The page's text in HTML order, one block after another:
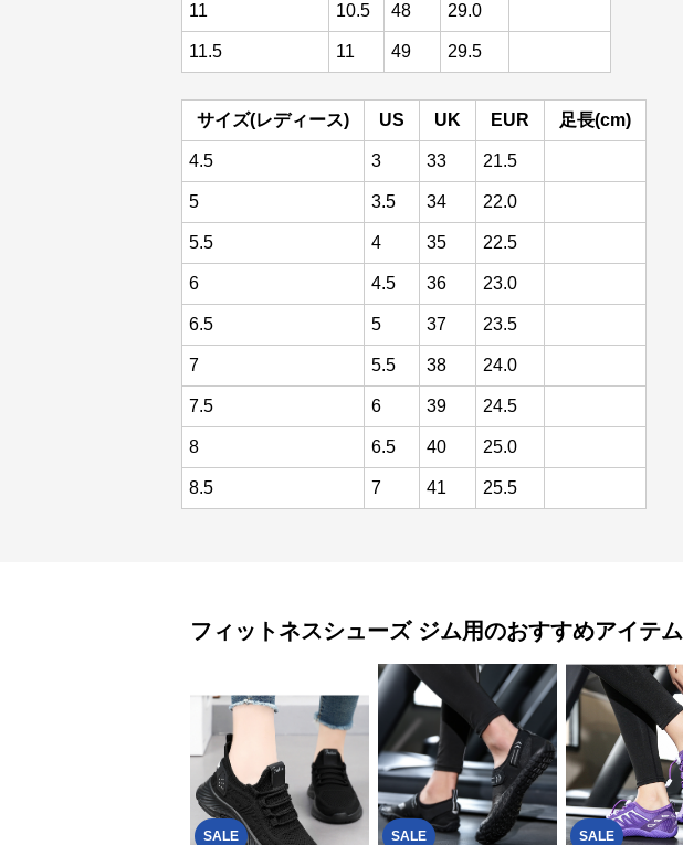
11 10.5 48 29.0
11.5 11 49 29.5
サイズ(レディース) US UK EUR 足長(cm)
4.5 3 33 21.5
5 3.5 34 22.0
5.5 4 35 22.5
6 4.5 36 23.0
6.5 5 37 23.5
7 5.5 38 24.0
7.5 6 39 24.5
8 6.5 40 25.0
8.5 7 41 25.5
フィットネスシューズ ジム用のおすすめアイテム
SALE SALE SALE